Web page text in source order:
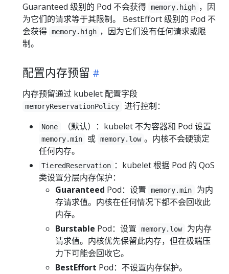
Guaranteed 级别的 Pod 不会获得 memory.high ，因
为它们的请求等于其限制。 BestEffort 级别的 Pod 不
会获得 memory.high ，因为它们没有任何请求或限
制。
配置内存预留
内存预留通过 kubelet 配置字段
memoryReservationPolicy 进行控制：
None （默认）：kubelet 不为容器和 Pod 设置
memory.min 或 memory.low 。内核不会硬锁定
任何内存。
TieredReservation ：kubelet 根据 Pod 的 QoS
类设置分层内存保护：
Guaranteed Pod：设置 memory.min
为内
存请求值。内核在任何情况下都不会回收此
内存。
Burstable Pod：设置 memory.low
为内存
请求值。内核优先保留此内存，但在极端压
力下可能会回收它。
BestEffort Pod：不设置内存保护。